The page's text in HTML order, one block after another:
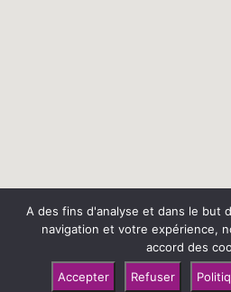
@ 2019-2025 Photo Villers-
Politique de confidentialité |
A des fins d'analyse et dans le but
navigation et votre expérience,
accord des
Accepter Refuser